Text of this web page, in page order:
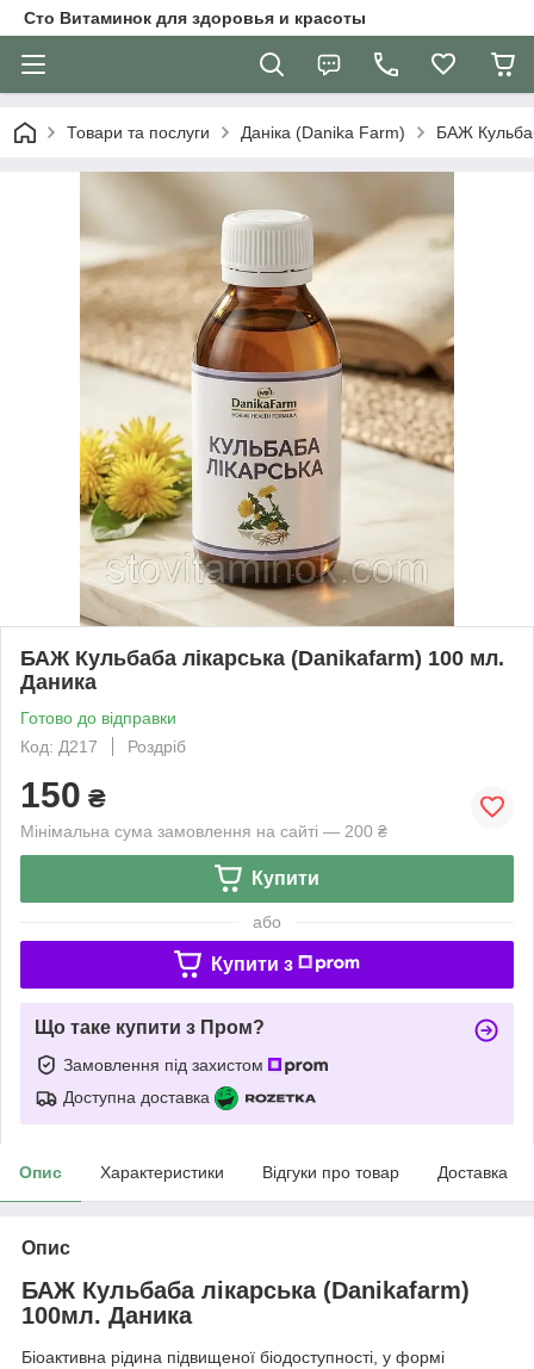
Сто Витаминок для здоровья и красоты
Товари та послуги Даніка (Danika Farm) БАЖ
БАЖ Кульбаба лікарська (Danikafarm) 100 мл.
Даника
Готово до відправки
Код: Д217
Роздріб
150 ₴
Мінімальна сума замовлення на сайті — 200 ₴
Купити
або
Купити з
Що таке купити з Пром?
Замовлення під захистом
Доступна доставка
Опис Характеристики Відгуки про товар Доставка
Опис
БАЖ Кульбаба лікарська (Danikafarm)
100мл. Даника
Біоактивна рідина підвищеної біодоступності, у формі